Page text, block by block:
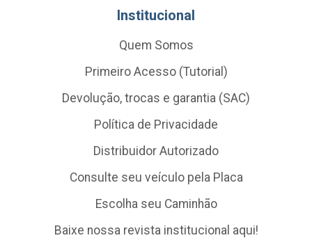
Institucional
Quem Somos
Primeiro Acesso (Tutorial)
Devolução, trocas e garantia (SAC)
Política de Privacidade
Distribuidor Autorizado
Consulte seu veículo pela Placa
Escolha seu Caminhão
Baixe nossa revista institucional aqui!